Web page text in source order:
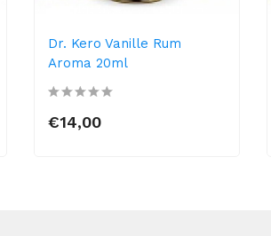
Dr. Kero Vanille Rum
Aroma 20ml
€14,00